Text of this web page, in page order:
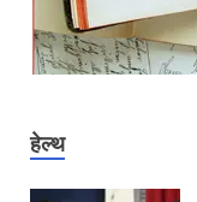
हेल्थ